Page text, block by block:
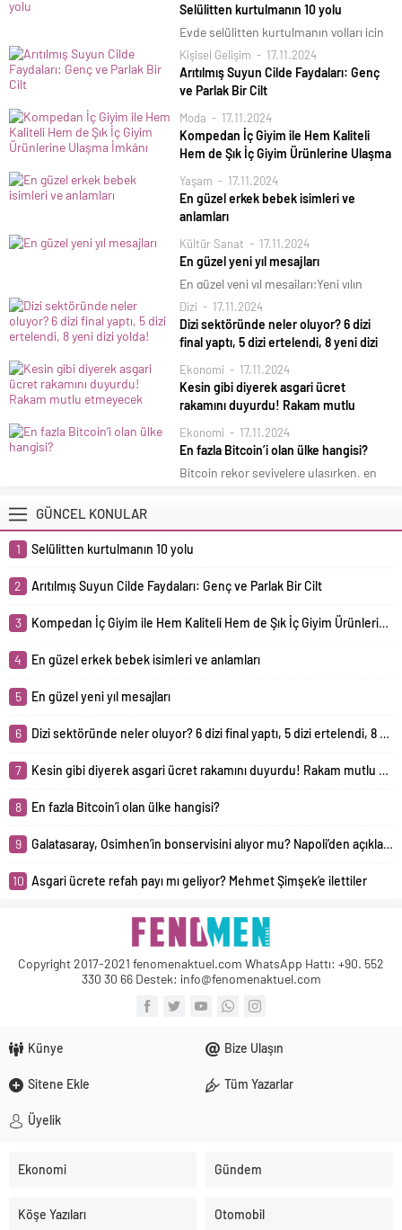
Selülitten kurtulmanın 10 yolu
Evde selülitten kurtulmanın yolları için
içecekler, şifalı yağlar, detoks suları ve
bakım sırları, selülit giderici yöntemleri
öğrenebilirsiniz.
Kişisel Gelişim 17.11.2024
Arıtılmış Suyun Cilde Faydaları: Genç
ve Parlak Bir Cilt
Arıtılmış Suyun Cilde Faydaları: Genç ve
Parlak Bir Cilt;Arıtılmış su, suyun
içindeki kirleticiler, kimyasal maddeler,
mikroorganizmaların filtrelenerek
temizlenmesi ile elde edilir. Bu
Moda 17.11.2024
Kompedan İç Giyim ile Hem Kaliteli
Hem de Şık İç Giyim Ürünlerine Ulaşma
Kompedan İç Giyim ile Hem Kaliteli Hem
de Şık İç Giyim Ürünlerine Ulaşma
vazgeçilmez bir parçasıdır. Çünkü
kişinin konforu yanı sıra sağlığını ve
özgüvenini de doğrudan...
Yaşam 17.11.2024
En güzel erkek bebek isimleri ve
anlamları
En güzel erkek bebek isimleri ve
anlamları;En güzel erkek bebek isimleri
gösterdiniz sonra bir erkek bebek
beklediğinizi öğrendiniz. Şimdi ise sıra,
dünyanın
Kültür Sanat 17.11.2024
En güzel yeni yıl mesajları
En güzel yeni yıl mesajları;Yeni yılın
coşkusunu, umudunu, heyecanını
sevdiklerinizle paylaşmanız için en güzel
yeni yıl mesajlarından bir derleme
Dizi 17.11.2024
Dizi sektöründe neler oluyor? 6 dizi
final yaptı, 5 dizi ertelendi, 8 yeni dizi
Televizyon dünyasında maliyet ve
reklam bütçesi dengesizlikleri, altı
projelerin ertelenmesine neden oldu.
Bazı yapımlar ise izleyiciyle buluşmak
için gün sayıyor. İşte detaylar...
Ekonomi 17.11.2024
Kesin gibi diyerek asgari ücret
rakamını duyurdu! Rakam mutlu
Asgari ücret zammı için moralleri bozan
hesaplarına yatacak yeni zamlı
zam gelecek?" sorularına yanıt...
Ekonomi 17.11.2024
En fazla Bitcoin’i olan ülke hangisi?
Bitcoin rekor seviyelere ulaşırken, en
depolayan ülkeler hangileri?
GÜNCEL KONULAR
1 Selülitten kurtulmanın 10 yolu
2 Arıtılmış Suyun Cilde Faydaları: Genç ve Parlak Bir Cilt
3 Kompedan İç Giyim ile Hem Kaliteli Hem de Şık İç Giyim Ürünlerine Ulaşma İmkânı
4 En güzel erkek bebek isimleri ve anlamları
5 En güzel yeni yıl mesajları
6 Dizi sektöründe neler oluyor? 6 dizi final yaptı, 5 dizi ertelendi, 8 yeni dizi yolda!
7 Kesin gibi diyerek asgari ücret rakamını duyurdu! Rakam mutlu etmeyecek
8 En fazla Bitcoin’i olan ülke hangisi?
9 Galatasaray, Osimhen’in bonservisini alıyor mu? Napoli’den açıklama geldi
10 Asgari ücrete refah payı mı geliyor? Mehmet Şimşek’e ilettiler
Copyright 2017-2021 fenomenaktuel.com WhatsApp Hattı: +90. 552
330 30 66 Destek: info@fenomenaktuel.com
Künye Bize Ulaşın
Sitene Ekle Tüm Yazarlar
Üyelik
Ekonomi Gündem
Köşe Yazıları Otomobil